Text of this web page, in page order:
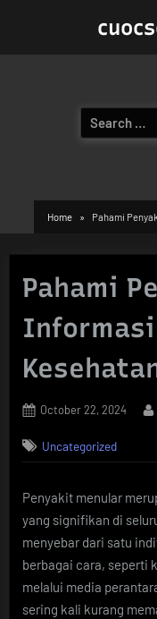
Search
for:
Home Pahami
Pahami
Posted
October 22, 2024
Uncategorized
Penyakit menular
yang signifikan di
menyebar dari satu
berbagai cara, seperti
melalui media
sering kali kurang